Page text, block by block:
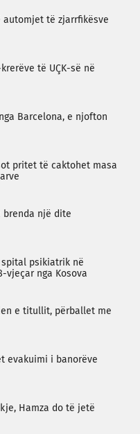
automjet të zjarrfikësve
të UÇK-së në
Barcelona, e njofton
pritet të caktohet masa
brenda një dite
psikiatrik në
vjeçar nga Kosova
e titullit, përballet me
evakuimi i banorëve
Hamza do të jetë